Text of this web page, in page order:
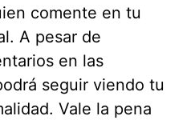
comente en tu
A pesar de
en las
seguir viendo tu
Vale la pena